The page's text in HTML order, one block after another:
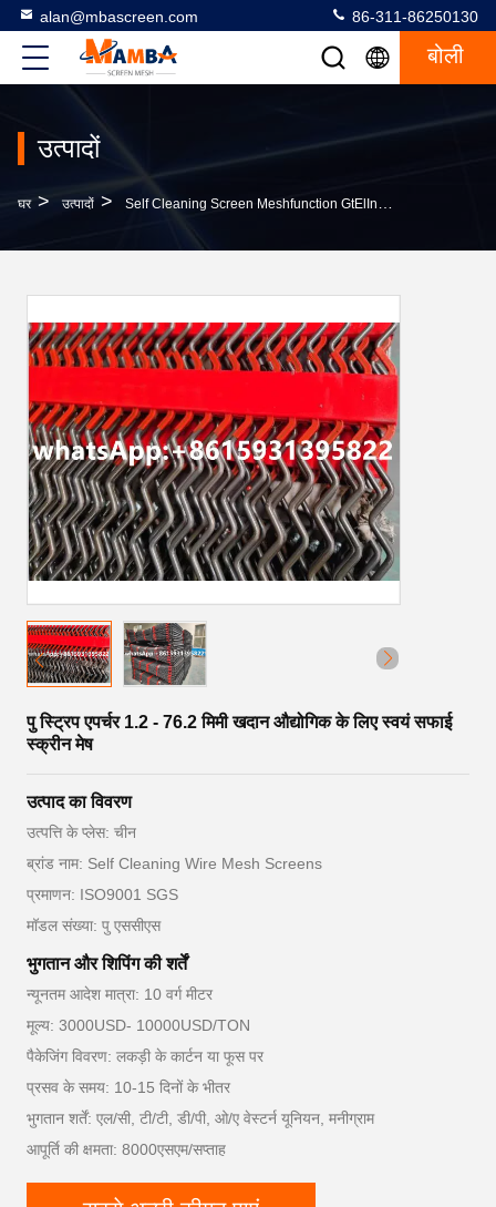
alan@mbascreen.com 86-311-86250130
बोली
उत्पादों
घर > उत्पादों > Self Cleaning Screen Meshfunction GtElInit() {var Lib = New Google.translate.TranslateService();lib.
पु स्ट्रिप एपर्चर 1.2 - 76.2 मिमी खदान औद्योगिक के लिए स्वयं सफाई
स्क्रीन मेष
उत्पाद का विवरण
उत्पत्ति के प्लेस: चीन
ब्रांड नाम: Self Cleaning Wire Mesh Screens
प्रमाणन: ISO9001 SGS
मॉडल संख्या: पु एससीएस
भुगतान और शिपिंग की शर्तें
न्यूनतम आदेश मात्रा: 10 वर्ग मीटर
मूल्य: 3000USD- 10000USD/TON
पैकेजिंग विवरण: लकड़ी के कार्टन या फूस पर
प्रसव के समय: 10-15 दिनों के भीतर
भुगतान शर्तें: एल/सी, टी/टी, डी/पी, ओ/ए वेस्टर्न यूनियन, मनीग्राम
आपूर्ति की क्षमता: 8000एसएम/सप्ताह